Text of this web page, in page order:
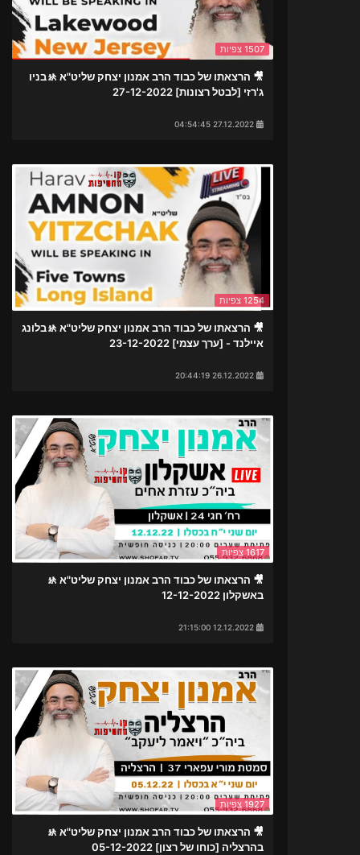
1507 צפיות
🎥 הרצאתו של כבוד הרב אמנון יצחק שליט"א 🚸בניו
ג'רזי [לבטל רצונות] 27-12-2022
1254 צפיות
🎥 הרצאתו של כבוד הרב אמנון יצחק שליט"א 🚸בלונג
איילנד - [ערך עצמי] 23-12-2022
1617 צפיות
🎥 הרצאתו של כבוד הרב אמנון יצחק שליט"א 🚸
באשקלון 12-12-2022
1927 צפיות
🎥 הרצאתו של כבוד הרב אמנון יצחק שליט"א 🚸
בהרצליה [כוחו של רצון] 05-12-2022